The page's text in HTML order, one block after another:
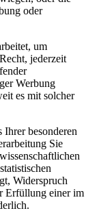
oder
um
jederzeit
Werbung
es mit solcher
Ihrer besonderen
Sie
Widerspruch
Erfüllung einer im